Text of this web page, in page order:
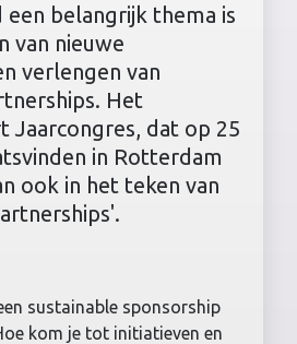
een belangrijk thema is
van nieuwe
verlengen van
Het
Jaarcongres, dat op 25
in Rotterdam
ook in het teken van
sustainable sponsorship
kom je tot initiatieven en